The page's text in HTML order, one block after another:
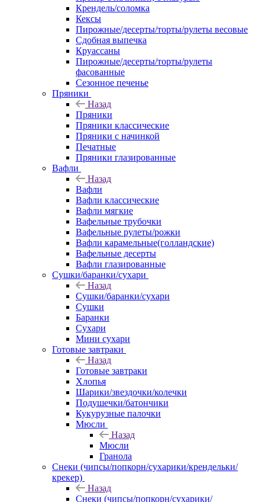
Крендель/соломка
Кексы
Пирожные/десерты/торты/рулеты весовые
Сдобная выпечка
Круассаны
Пирожные/десерты/торты/рулеты
фасованные
Сезонное печенье
Пряники
Назад
Пряники
Пряники классические
Пряники с начинкой
Печатные
Пряники глазированные
Вафли
Назад
Вафли
Вафли классические
Вафли мягкие
Вафельные трубочки
Вафельные рулеты/рожки
Вафли карамельные(голландские)
Вафельные десерты
Вафли глазированные
Сушки/баранки/сухари
Назад
Сушки/баранки/сухари
Сушки
Баранки
Сухари
Мини сухари
Готовые завтраки
Назад
Готовые завтраки
Хлопья
Шарики/звездочки/колечки
Подушечки/батончики
Кукурузные палочки
Мюсли
Назад
Мюсли
Гранола
Снеки (чипсы/попкорн/сухарики/крендельки/
крекер)
Назад
Снеки (чипсы/попкорн/сухарики/